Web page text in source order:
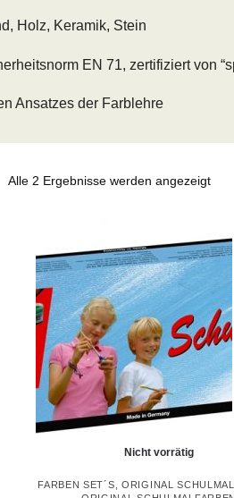
Holz, Keramik, Stein
EN 71, zertifiziert von
Ansatzes der Farblehre
Alle 2 Ergebnisse werden angezeigt
Nicht vorrätig
FARBEN SET´S ORIGINAL